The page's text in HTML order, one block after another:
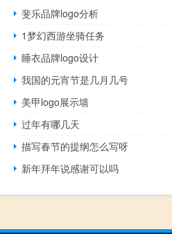
斐乐品牌logo分析
1梦幻西游坐骑任务
睡衣品牌logo设计
我国的元宵节是几月几号
美甲logo展示墙
过年有哪几天
描写春节的提纲怎么写呀
新年拜年说感谢可以吗